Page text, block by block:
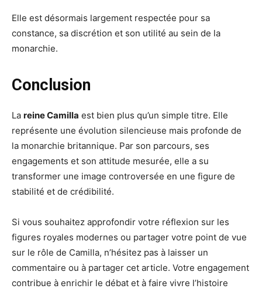
Elle est désormais largement respectée pour sa
constance, sa discrétion et son utilité au sein de la
monarchie.
Conclusion
La reine Camilla est bien plus qu’un simple titre. Elle
représente une évolution silencieuse mais profonde de
la monarchie britannique. Par son parcours, ses
engagements et son attitude mesurée, elle a su
transformer une image controversée en une figure de
stabilité et de crédibilité.
Si vous souhaitez approfondir votre réflexion sur les
figures royales modernes ou partager votre point de vue
sur le rôle de Camilla, n’hésitez pas à laisser un
commentaire ou à partager cet article. Votre engagement
contribue à enrichir le débat et à faire vivre l’histoire